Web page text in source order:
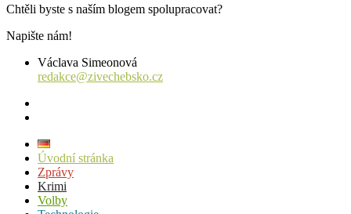
Chtěli byste s naším blogem spolupracovat?
Napište nám!
Václava Simeonová
redakce@zivechebsko.cz
Úvodní stránka
Zprávy
Krimi
Volby